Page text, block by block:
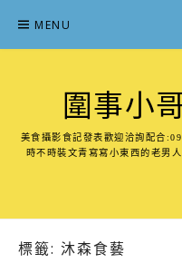
content
MENU
圍事小
美食攝影食記發表歡迎洽詢配合
時不時裝文青寫寫小東西的老男
標籤: 沐森食藝